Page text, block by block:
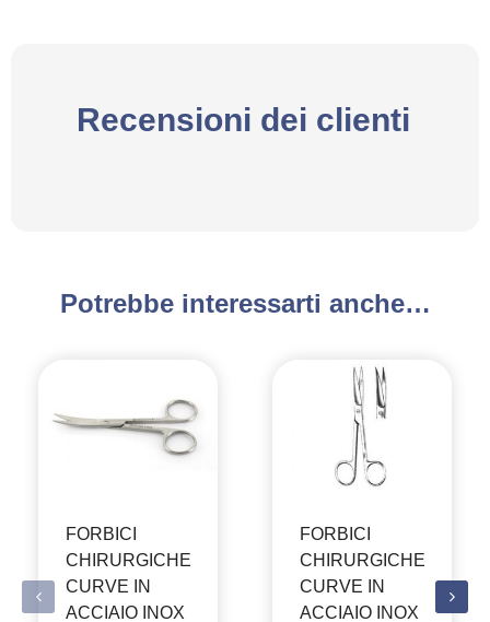
Recensioni dei clienti
Potrebbe interessarti anche…
FORBICI
CHIRURGICHE
CURVE IN
ACCIAIO INOX
FORBICI
CHIRURGICHE
CURVE IN
ACCIAIO INOX